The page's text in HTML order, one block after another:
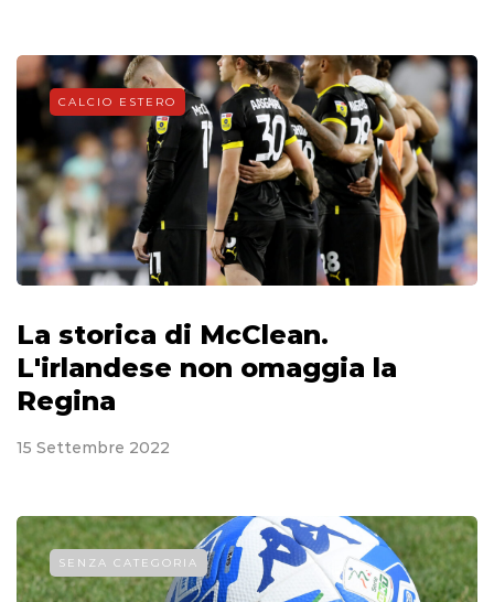
CALCIO ESTERO
La storica di McClean.
L'irlandese non omaggia la
Regina
15 Settembre 2022
SENZA CATEGORIA